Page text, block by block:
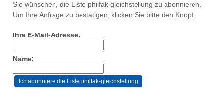
Sie wünschen, die Liste philfak-gleichstellung zu abonnieren.
Um Ihre Anfrage zu bestätigen, klicken Sie bitte den Knopf:
Ihre E-Mail-Adresse:
Name: